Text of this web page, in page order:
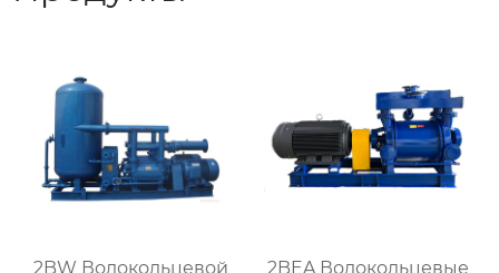
2BW Водокольцевой 2BEA Водокольцевые